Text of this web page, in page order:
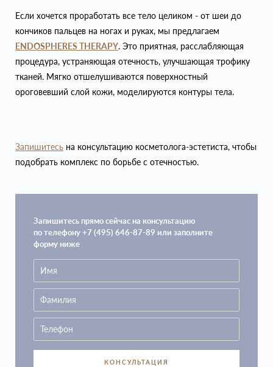
Если хочется проработать все тело целиком - от шеи до
кончиков пальцев на ногах и руках, мы предлагаем
ENDOSPHERES THERAPY. Это приятная, расслабляющая
процедура, устраняющая отечность, улучшающая трофику
тканей. Мягко отшелушиваются поверхностный
ороговевший слой кожи, моделируются контуры тела.
Запишитесь на консультацию косметолога-эстетиста, чтобы
подобрать комплекс по борьбе с отечностью.
Запишитесь прямо сейчас на консультацию
по телефону +7 (495) 646-87-89 или заполните
форму ниже
КОНСУЛЬТАЦИЯ